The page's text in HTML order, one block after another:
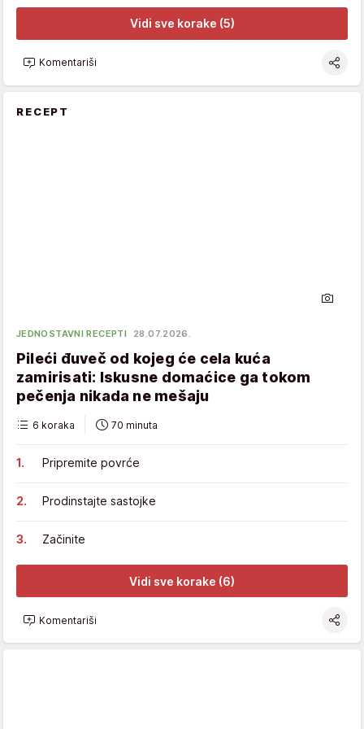
Vidi sve korake (5)
Komentariši
RECEPT
JEDNOSTAVNI RECEPTI 28.07.2026.
Pileći đuveč od kojeg će cela kuća
zamirisati: Iskusne domaćice ga tokom
pečenja nikada ne mešaju
6 koraka 70 minuta
Pripremite povrće
Prodinstajte sastojke
Začinite
Vidi sve korake (6)
Komentariši